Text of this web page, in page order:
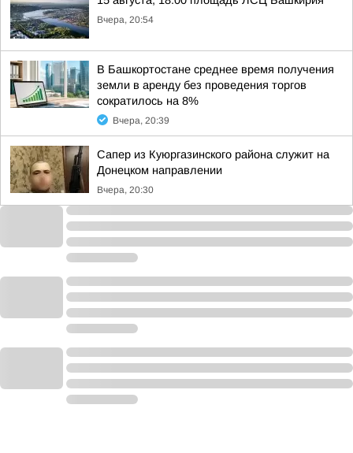
Вчера, 20:54
В Башкортостане среднее время получения
земли в аренду без проведения торгов
сократилось на 8%
Вчера, 20:39
Сапер из Куюргазинского района служит на
Донецком направлении
Вчера, 20:30